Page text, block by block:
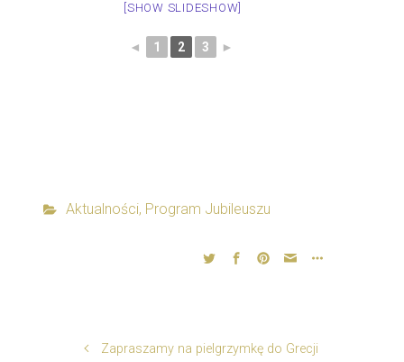
[SHOW SLIDESHOW]
◄ 1 2 3 ►
Aktualności, Program Jubileuszu
Zapraszamy na pielgrzymkę do Grecji